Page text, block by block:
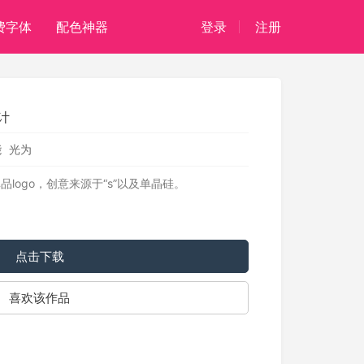
字体 配色神器 登录 注册
光为
logo，创意来源于“s”以及单晶硅。
点击下载
喜欢该作品